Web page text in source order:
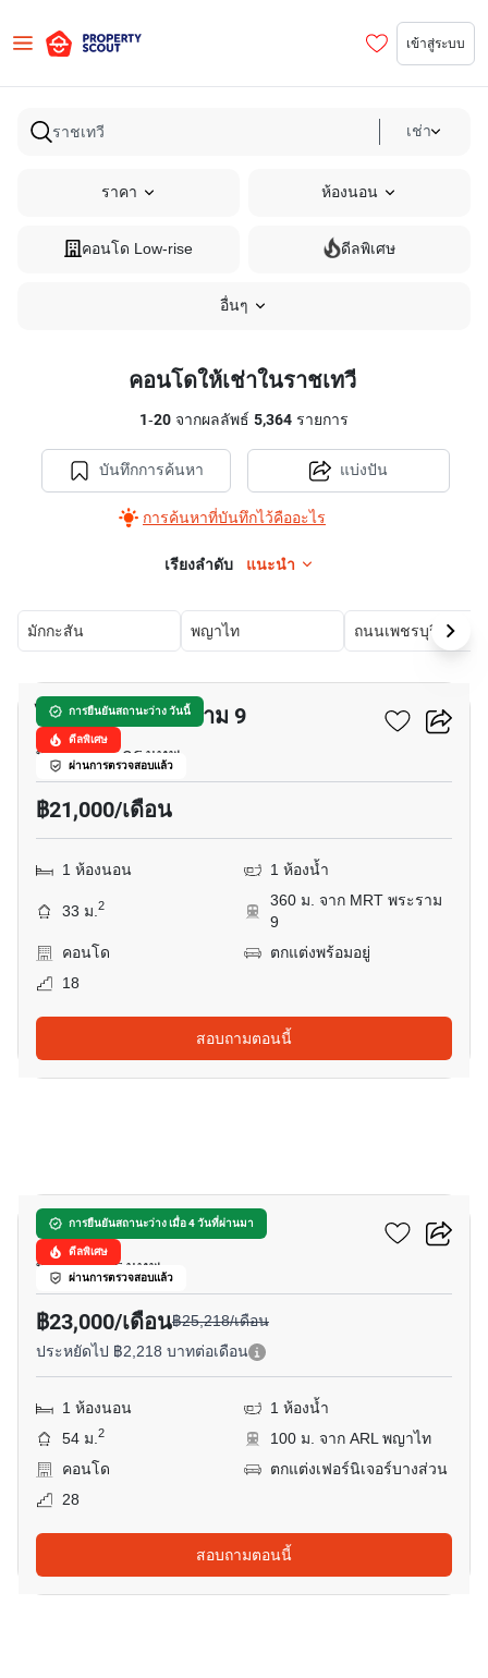
เข้าสู่ระบบ
เช่า
ราคา ห้องนอน
คอนโด Low-rise ดีลพิเศษ
อื่นๆ
คอนโดให้เช่าในราชเทวี
1-20 จากผลลัพธ์ 5,364 รายการ
บันทึกการค้นหา
การค้นหาที่บันทึกไว้คืออะไร
แบ่งปัน
เรียงลำดับ แนะนำ
มักกะสัน พญาไท ถนนเพชรบุรี
การยืนยันสถานะว่าง วันนี้
ดีลพิเศษ
ผ่านการตรวจสอบแล้ว
ไลฟ์ อโศก - พระราม 9
พระราม 9, กรุงเทพ
฿21,000/เดือน
1 ห้องนอน 1 ห้องน้ำ
33 ม.2
360 ม. จาก MRT พระราม
9
คอนโด
ตกแต่งพร้อมอยู่
18
สอบถามตอนนี้
การยืนยันสถานะว่าง เมื่อ 4 วันที่ผ่านมา
ดีลพิเศษ
ผ่านการตรวจสอบแล้ว
โนเบิล รีเวนต์
พญาไท, กรุงเทพ
฿23,000/เดือน฿25,218/เดือน
ประหยัดไป ฿2,218 บาทต่อเดือน
1 ห้องนอน
1 ห้องน้ำ
54 ม.2
100 ม. จาก ARL พญาไท
คอนโด
ตกแต่งเฟอร์นิเจอร์บางส่วน
28
สอบถามตอนนี้